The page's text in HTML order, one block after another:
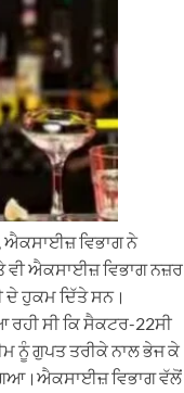
ਐਕਸਾਈਜ਼ ਵਿਭਾਗ ਨੇ
ਵੀ ਐਕਸਾਈਜ਼ ਵਿਭਾਗ ਨਜ਼ਰ
ਹੁਕਮ ਦਿੱਤੇ ਸਨ।
ਸੀ ਕਿ ਸੈਕਟਰ-22ਸੀ
ਨੂੰ ਗੁਪਤ ਤਰੀਕੇ ਨਾਲ ਭੇਜ ਕੇ
ਵਿਭਾਗ ਵੱਲੋਂ